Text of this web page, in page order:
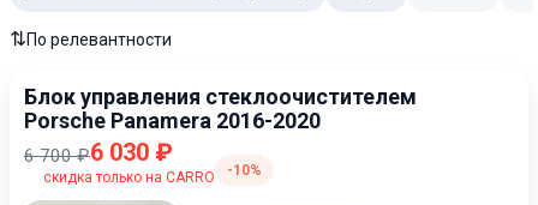
⇅По релевантности
Блок управления стеклоочистителем
Porsche Panamera 2016-2020
6 700 ₽6 030 ₽
скидка только на CARRO -10%